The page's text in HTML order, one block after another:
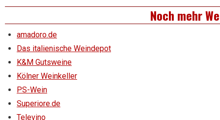
Noch mehr
amadoro.de
Das italienische Weindepot
K&M Gutsweine
Kölner Weinkeller
PS-Wein
Superiore.de
Televino